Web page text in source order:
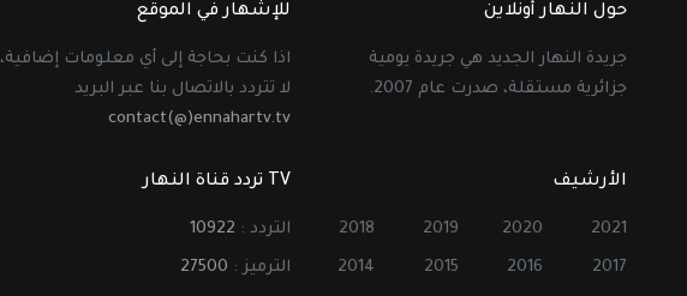
حول النهار أونلاين
جريدة النهار الجديد هي جريدة يومية
جزائرية مستقلة، صدرت عام 2007.
للإشهار في الموقع
اذا كنت بحاجة إلى أي معلومات إضافية،
لا تتردد بالاتصال بنا عبر البريد
contact(@)ennahartv.tv
الأرشيف
2021
2020
2019
2018
2017
2016
2015
2014
TV تردد قناة النهار
التردد : 10922
الترميز : 27500